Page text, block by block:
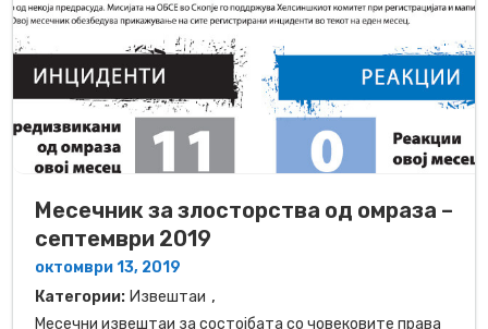
Mесечник за злосторства од омраза –
септември 2019
октомври 13, 2019
Категории: Извештаи ,
Месечни извештаи за состојбата со човековите права